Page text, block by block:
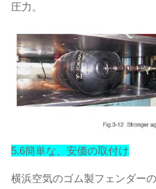
圧力。
5.6簡単な、安価の取付け
横浜空気のゴム製フェンダー